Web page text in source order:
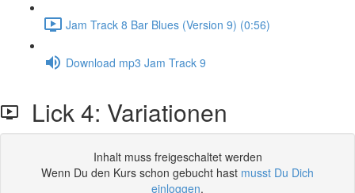
Jam Track 8 Bar Blues (Version 9) (0:56)
Download mp3 Jam Track 9
Lick 4: Variationen
Inhalt muss freigeschaltet werden
Wenn Du den Kurs schon gebucht hast musst Du Dich
einloggen.